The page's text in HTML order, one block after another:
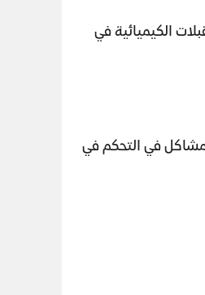
الكيميائية في
في التحكم في